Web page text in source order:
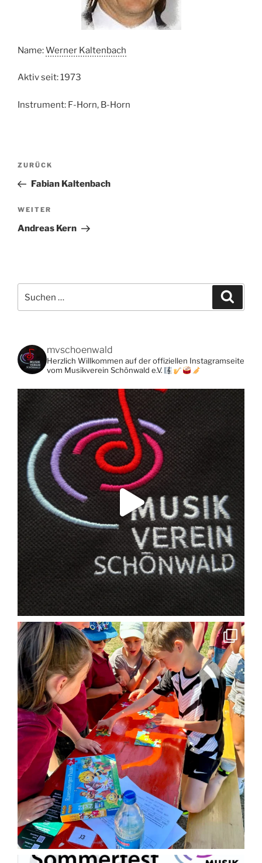
Name:Werner Kaltenbach
Aktiv seit: 1973
Instrument: F-Horn, B-Horn
Beitragsnavigation
Vorheriger
Beitrag
ZURÜCK
Fabian Kaltenbach
Nächster
Beitrag
WEITER
Andreas Kern
nach:
mvschoenwald
Herzlich Willkommen auf der offiziellen Instagramseite
vom Musikverein Schönwald e.V.